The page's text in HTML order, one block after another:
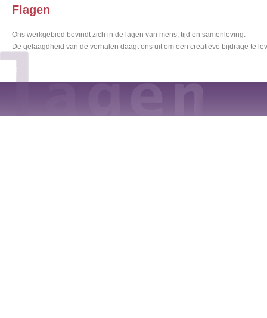
Flagen
Ons werkgebied bevindt zich in de lagen van mens, tijd en samenleving.
De gelaagdheid van de verhalen daagt ons uit om een creatieve bijdrage te